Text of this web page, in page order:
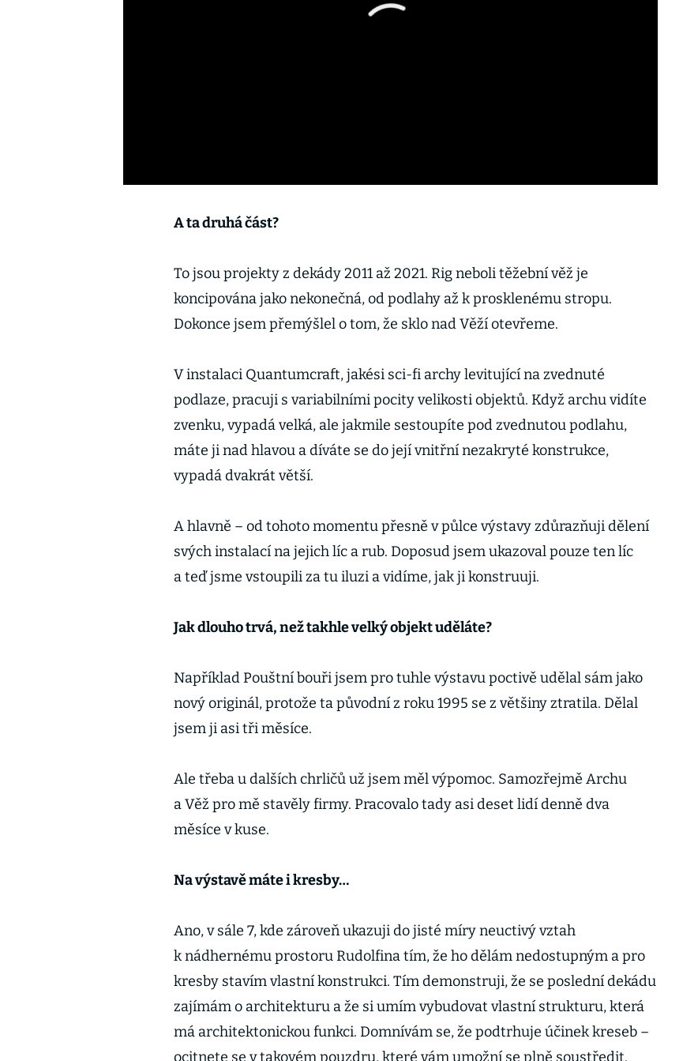
A ta druhá část?
To jsou projekty z dekády 2011 až 2021. Rig neboli těžební věž je
koncipována jako nekonečná, od podlahy až k prosklenému stropu.
Dokonce jsem přemýšlel o tom, že sklo nad Věží otevřeme.
V instalaci Quantumcraft, jakési sci-fi archy levitující na zvednuté
podlaze, pracuji s variabilními pocity velikosti objektů. Když archu vidíte
zvenku, vypadá velká, ale jakmile sestoupíte pod zvednutou podlahu,
máte ji nad hlavou a díváte se do její vnitřní nezakryté konstrukce,
vypadá dvakrát větší.
A hlavně – od tohoto momentu přesně v půlce výstavy zdůrazňuji dělení
svých instalací na jejich líc a rub. Doposud jsem ukazoval pouze ten líc
a teď jsme vstoupili za tu iluzi a vidíme, jak ji konstruuji.
Jak dlouho trvá, než takhle velký objekt uděláte?
Například Pouštní bouři jsem pro tuhle výstavu poctivě udělal sám jako
nový originál, protože ta původní z roku 1995 se z většiny ztratila. Dělal
jsem ji asi tři měsíce.
Ale třeba u dalších chrličů už jsem měl výpomoc. Samozřejmě Archu
a Věž pro mě stavěly firmy. Pracovalo tady asi deset lidí denně dva
měsíce v kuse.
Na výstavě máte i kresby…
Ano, v sále 7, kde zároveň ukazuji do jisté míry neuctivý vztah
k nádhernému prostoru Rudolfina tím, že ho dělám nedostupným a pro
kresby stavím vlastní konstrukci. Tím demonstruji, že se poslední dekádu
zajímám o architekturu a že si umím vybudovat vlastní strukturu, která
má architektonickou funkci. Domnívám se, že podtrhuje účinek kreseb –
ocitnete se v takovém pouzdru, které vám umožní se plně soustředit.